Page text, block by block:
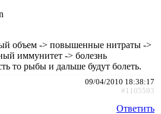
объем -> повышенные нитраты ->
иммунитет -> болезнь
то рыбы и дальше будут болеть.
09/04/2010 18:38:17
#1105593
Ответить